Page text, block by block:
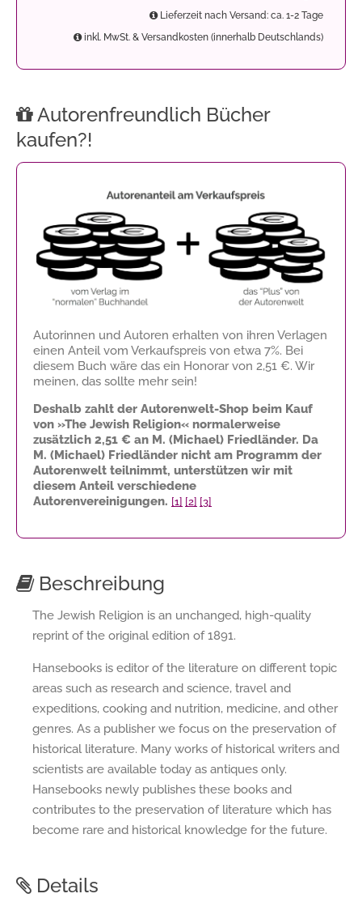
Lieferzeit nach Versand: ca. 1-2 Tage
inkl. MwSt. & Versandkosten (innerhalb Deutschlands)
Autorenfreundlich Bücher
kaufen?!
Autorinnen und Autoren erhalten von ihren Verlagen
einen Anteil vom Verkaufspreis von etwa 7%. Bei
diesem Buch wäre das ein Honorar von 2,51 €. Wir
meinen, das sollte mehr sein!
Deshalb zahlt der Autorenwelt-Shop beim Kauf
von »The Jewish Religion« normalerweise
zusätzlich 2,51 € an M. (Michael) Friedländer. Da
M. (Michael) Friedländer nicht am Programm der
Autorenwelt teilnimmt, unterstützen wir mit
diesem Anteil verschiedene
Autorenvereinigungen. [1] [2] [3]
Beschreibung
The Jewish Religion is an unchanged, high-quality
reprint of the original edition of 1891.
Hansebooks is editor of the literature on different topic
areas such as research and science, travel and
expeditions, cooking and nutrition, medicine, and other
genres. As a publisher we focus on the preservation of
historical literature. Many works of historical writers and
scientists are available today as antiques only.
Hansebooks newly publishes these books and
contributes to the preservation of literature which has
become rare and historical knowledge for the future.
Details